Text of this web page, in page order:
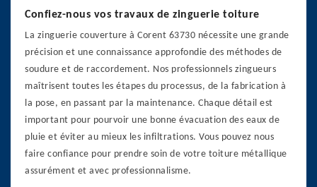
Confiez-nous vos travaux de zinguerie toiture
La zinguerie couverture à Corent 63730 nécessite une grande
précision et une connaissance approfondie des méthodes de
soudure et de raccordement. Nos professionnels zingueurs
maîtrisent toutes les étapes du processus, de la fabrication à
la pose, en passant par la maintenance. Chaque détail est
important pour pourvoir une bonne évacuation des eaux de
pluie et éviter au mieux les infiltrations. Vous pouvez nous
faire confiance pour prendre soin de votre toiture métallique
assurément et avec professionnalisme.